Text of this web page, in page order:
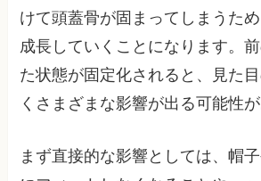
けて頭蓋骨が固まってしまうた
成長していくことになります。
た状態が固定化されると、見た
くさまざまな影響が出る可能性が
まず直接的な影響としては、帽